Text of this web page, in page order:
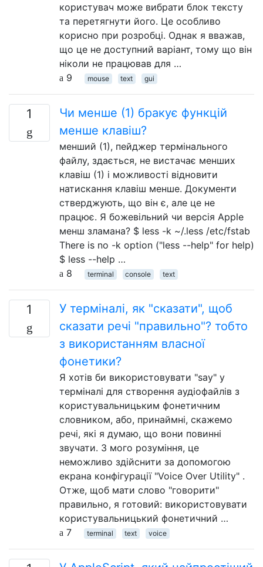
користувач може вибрати блок тексту
та перетягнути його. Це особливо
корисно при розробці. Однак я вважав,
що це не доступний варіант, тому що він
ніколи не працював для …
9
mouse text gui
1
Чи менше (1) бракує функцій
менше клавіш?
менший (1), пейджер термінального
файлу, здається, не вистачає менших
клавіш (1) і можливості відновити
натискання клавіш менше. Документи
стверджують, що він є, але це не
працює. Я божевільний чи версія Apple
менш зламана? $ less -k ~/.less /etc/fstab
There is no -k option ("less --help" for help)
$ less --help …
8
terminal console text
1
У терміналі, як "сказати", щоб
сказати речі "правильно"? тобто
з використанням власної
фонетики?
Я хотів би використовувати "say" у
терміналі для створення аудіофайлів з
користувальницьким фонетичним
словником, або, принаймні, скажемо
речі, які я думаю, що вони повинні
звучати. З мого розуміння, це
неможливо здійснити за допомогою
екрана конфігурації "Voice Over Utility" .
Отже, щоб мати слово "говорити"
правильно, я готовий: використовувати
користувальницький фонетичний …
7
terminal text voice